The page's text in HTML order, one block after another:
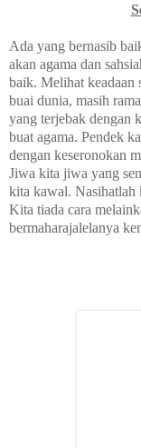
Ada yang bernasib
akan agama dan
baik. Melihat keadaan
buai dunia, masih
yang terjebak dengan
buat agama. Pendek
dengan keseronokan
Jiwa kita jiwa yang
kita kawal. Nasihatlah
Kita tiada cara
bermaharajalelanya